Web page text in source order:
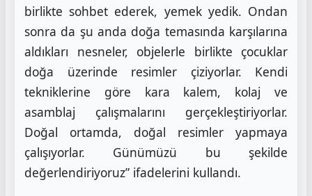
birlikte sohbet ederek, yemek yedik. Ondan
sonra da şu anda doğa temasında karşılarına
aldıkları nesneler, objelerle birlikte çocuklar
doğa üzerinde resimler çiziyorlar. Kendi
tekniklerine göre kara kalem, kolaj ve
asamblaj çalışmalarını gerçekleştiriyorlar.
Doğal ortamda, doğal resimler yapmaya
çalışıyorlar. Günümüzü bu şekilde
değerlendiriyoruz” ifadelerini kullandı.